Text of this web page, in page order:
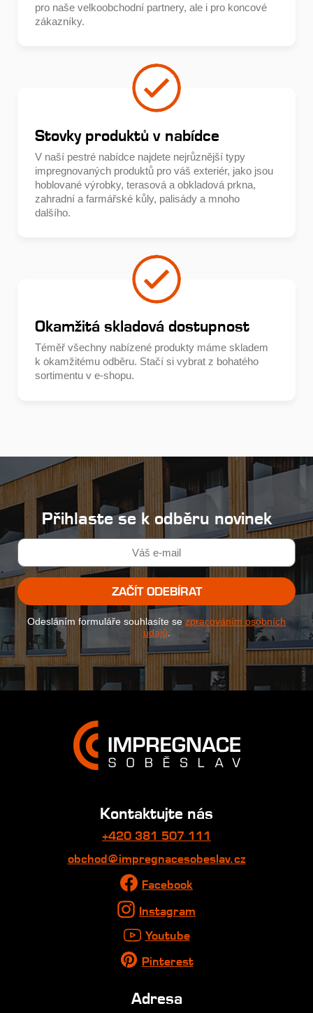
pro naše velkoobchodní partnery, ale i pro koncové
zákazníky.
Stovky produktů v nabídce
V naší pestré nabídce najdete nejrůznější typy
impregnovaných produktů pro váš exteriér, jako jsou
hoblované výrobky, terasová a obkladová prkna,
zahradní a farmářské kůly, palisády a mnoho
dalšího.
Okamžitá skladová dostupnost
Téměř všechny nabízené produkty máme skladem
k okamžitému odběru. Stačí si vybrat z bohatého
sortimentu v e-shopu.
Přihlaste se k odběru novinek
ZAČÍT ODEBÍRAT
Odesláním formuláře souhlasíte se zpracováním osobních
údajů.
Kontaktujte nás
+420 381 507 111
obchod@impregnacesobeslav.cz
Facebook
Instagram
Youtube
Pinterest
Adresa